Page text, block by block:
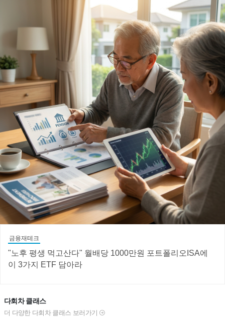
금융재테크
"노후 평생 먹고산다" 월배당 1000만원 포트폴리오ISA에
이 3가지 ETF 담아라
다회차 클래스
더 다양한 다회차 클래스 보러가기